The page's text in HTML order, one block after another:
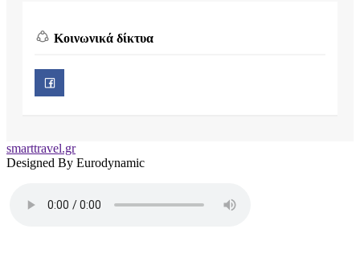
Κοινωνικά δίκτυα
smarttravel.gr
Designed By Eurodynamic